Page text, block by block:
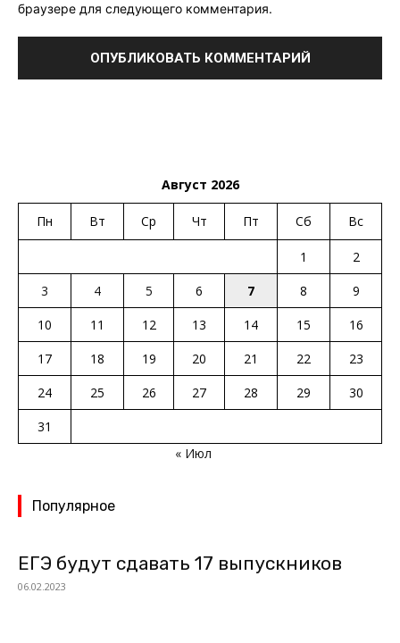
браузере для следующего комментария.
Август 2026
Пн Вт Ср Чт Пт Сб Вс
1
2
3
4 5 6 7 8
9
10
11 12 13 14 15
16
17
18 19 20 21 22
23
24
25 26 27 28 29
30
31
« Июл
Популярное
ЕГЭ будут сдавать 17 выпускников
06.02.2023